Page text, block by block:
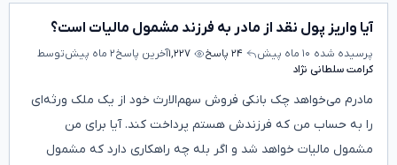
آیا واریز پول نقد از مادر به فرزند مشمول مالیات است؟
پرسیده شده ۱۰ ماه پیش ۲۴ پاسخ ۱,۲۲۷آخرین پاسخ۲ ماه پیش
توسط
کرامت سلطانی نژاد
مادرم می‌خواهد چک بانکی فروش سهم‌الارث خود از یک ملک ورثه‌ای
را به حساب من که فرزندش هستم پرداخت کند. آیا برای من
مشمول مالیات خواهد شد و اگر بله چه راهکاری دارد که مشمول